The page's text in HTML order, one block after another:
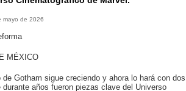
mayo de 2026
MÉXICO
de Gotham sigue creciendo y ahora lo hará con dos
durante años fueron piezas clave del Universo